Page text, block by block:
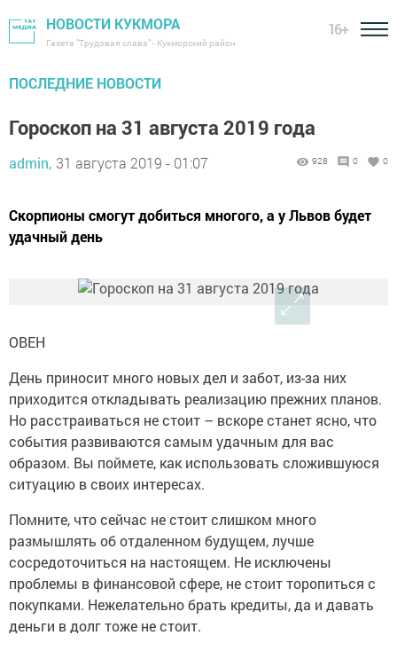
НОВОСТИ КУКМОРА
Газета "Трудовая слава" - Кукморский район
16+
ПОСЛЕДНИЕ НОВОСТИ
Гороскоп на 31 августа 2019 года
admin, 31 августа 2019 - 01:07 928 0 0
Скорпионы смогут добиться многого, а у Львов будет
удачный день
ОВЕН
День приносит много новых дел и забот, из-за них
приходится откладывать реализацию прежних планов.
Но расстраиваться не стоит – вскоре станет ясно, что
события развиваются самым удачным для вас
образом. Вы поймете, как использовать сложившуюся
ситуацию в своих интересах.
Помните, что сейчас не стоит слишком много
размышлять об отдаленном будущем, лучше
сосредоточиться на настоящем. Не исключены
проблемы в финансовой сфере, не стоит торопиться с
покупками. Нежелательно брать кредиты, да и давать
деньги в долг тоже не стоит.